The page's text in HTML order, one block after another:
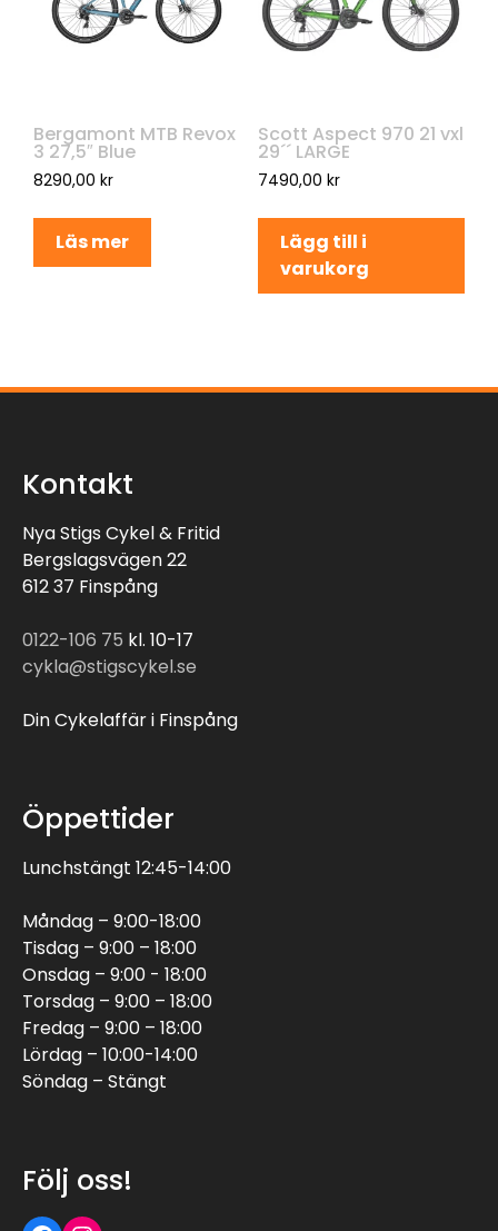
Bergamont MTB Revox
3 27,5″ Blue
8290,00 kr
Läs mer
Scott Aspect 970 21 vxl
29´´ LARGE
7490,00 kr
Lägg till i
varukorg
Kontakt
Nya Stigs Cykel & Fritid
Bergslagsvägen 22
612 37 Finspång
0122-106 75 kl. 10-17
cykla@stigscykel.se
Din Cykelaffär i Finspång
Öppettider
Lunchstängt 12:45-14:00
Måndag – 9:00-18:00
Tisdag – 9:00 – 18:00
Onsdag – 9:00 - 18:00
Torsdag – 9:00 – 18:00
Fredag – 9:00 – 18:00
Lördag – 10:00-14:00
Söndag – Stängt
Följ oss!